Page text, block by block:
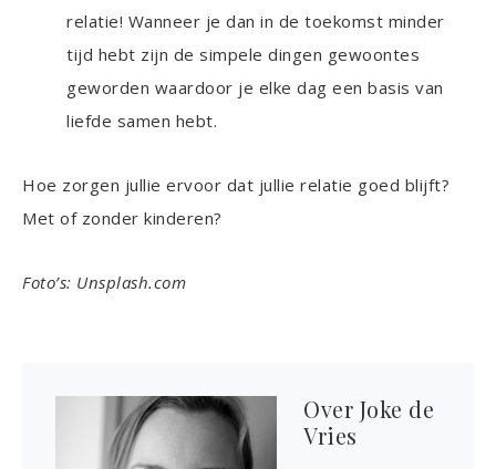
relatie! Wanneer je dan in de toekomst minder
tijd hebt zijn de simpele dingen gewoontes
geworden waardoor je elke dag een basis van
liefde samen hebt.
Hoe zorgen jullie ervoor dat jullie relatie goed blijft?
Met of zonder kinderen?
Foto’s: Unsplash.com
Over Joke de
Vries